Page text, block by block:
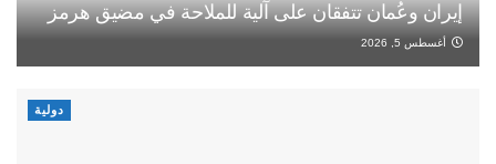
إيران وعُمان تتفقان على آلية للملاحة في مضيق هرمز
أغسطس 5, 2026
دولية